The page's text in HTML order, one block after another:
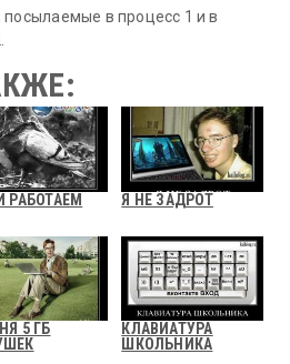
в процесс 1 и в
РАБОТАЕМ Я НЕ ЗАДРОТ
5 ГБ
КЛАВИАТУРА
ШКОЛЬНИКА